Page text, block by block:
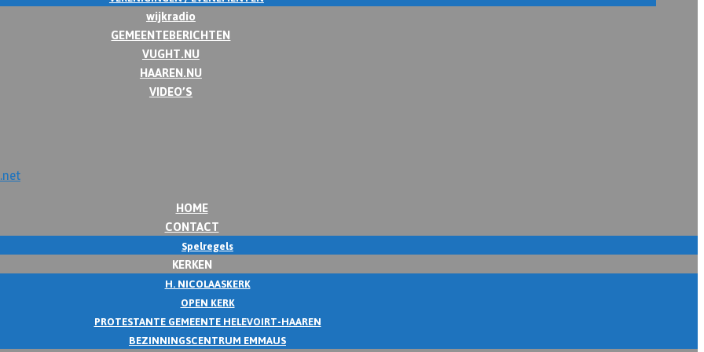
wijkradio
GEMEENTEBERICHTEN
VUGHT.NU
HAAREN.NU
VIDEO’S
HOME
CONTACT
Spelregels
KERKEN
H. NICOLAASKERK
OPEN KERK
PROTESTANTE GEMEENTE HELEVOIRT-HAAREN
BEZINNINGSCENTRUM EMMAUS